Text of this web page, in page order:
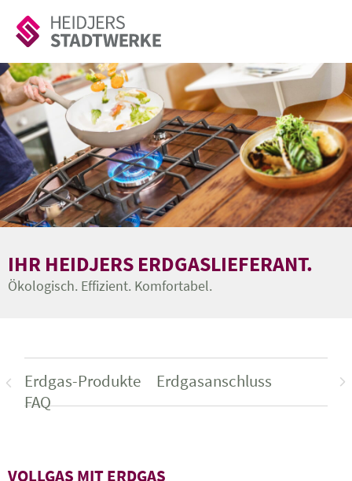
Zum Inhalt der Seite springen
Zur Navigation springen
Zur Suchen Seite springen
IHR HEIDJERS ERDGASLIEFERANT.
Ökologisch. Effizient. Komfortabel.
r r
Erdgas-Produkte
Erdgasanschluss
FAQ
VOLLGAS MIT ERDGAS